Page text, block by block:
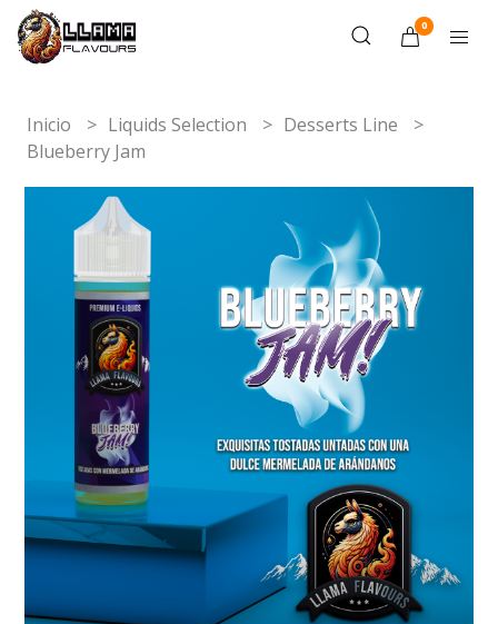
0
Inicio Liquids Selection
Desserts Line
Blueberry Jam